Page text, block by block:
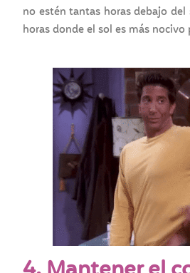
no estén tantas horas debajo del
horas donde el sol es más nocivo